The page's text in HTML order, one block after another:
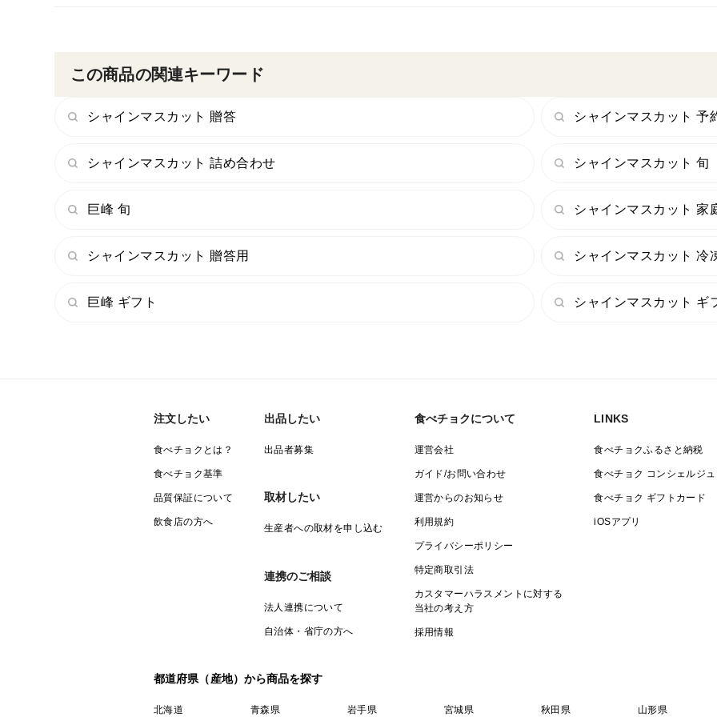
この商品の関連キーワード
シャインマスカット 贈答 シャインマスカット 予
シャインマスカット 詰め合わせ シャインマスカット 旬
巨峰 旬 シャインマスカット 家
シャインマスカット 贈答用 シャインマスカット 冷
巨峰 ギフト シャインマスカット ギ
注文したい
食べチョクとは？
食べチョク基準
品質保証について
飲食店の方へ
出品したい
出品者募集
取材したい
生産者への取材を申し込む
連携のご相談
法人連携について
自治体・省庁の方へ
食べチョクについて
運営会社
ガイド/お問い合わせ
運営からのお知らせ
利用規約
プライバシーポリシー
特定商取引法
カスタマーハラスメントに対する
当社の考え方
採用情報
LINKS
食べチョクふるさと納税
食べチョク コンシェルジュ
食べチョク ギフトカード
iOSアプリ
都道府県（産地）から商品を探す
北海道 青森県 岩手県 宮城県 秋田県 山形県